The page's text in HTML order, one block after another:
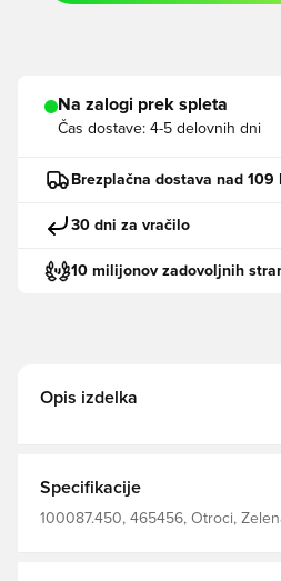
Na zalogi prek spleta
Čas dostave: 4-5 delovnih dni
Brezplačna dostava nad 109
30 dni za vračilo
10 milijonov zadovoljnih
Opis izdelka
Specifikacije
100087.450, 465456, Otroci,